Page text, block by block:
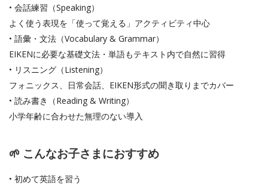
• 会話練習（Speaking）
よく使う表現を「使って覚える」アクティビティ中心
• 語彙・文法（Vocabulary & Grammar）
EIKENに必要な基礎文法・単語もテキスト内で自然に習得
• リスニング（Listening）
フォニックス、日常会話、EIKEN形式の聞き取りまでカバー
• 読み書き（Reading & Writing）
小学年齢に合わせた無理のない導入
🌱 こんなお子さまにおすすめ
• 初めて英語を習う